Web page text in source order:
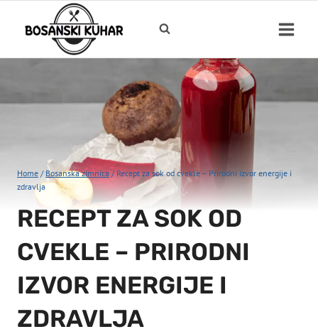
Home / Bosanska zimnica / Recept za sok od cvekle – Prirodni izvor energije i
zdravlja
RECEPT ZA SOK OD
CVEKLE – PRIRODNI
IZVOR ENERGIJE I
ZDRAVLJA